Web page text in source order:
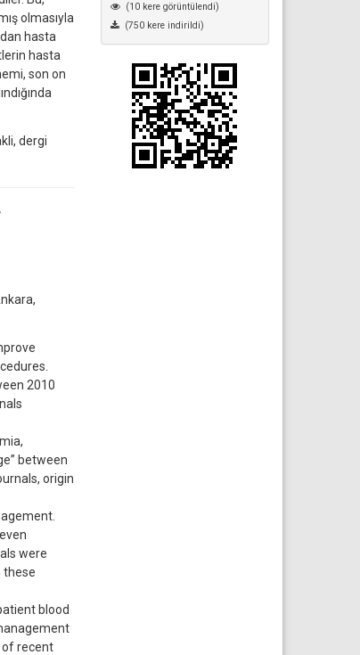
olmasıyla
hasta
hasta
son on
dergi
2010
between
origin
were
these
blood
of recent
(10 kere görüntülendi)
(750 kere indirildi)